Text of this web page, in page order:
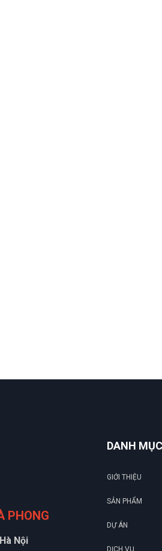
PHONG
Nội
DANH MỤC
GIỚI THIỆU
SẢN PHẨM
DỰ ÁN
DỊCH VỤ